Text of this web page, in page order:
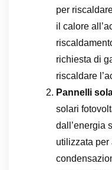
per
il calore
richiesta di
riscaldare
Pannelli
solari
dall’energia
utilizzata per